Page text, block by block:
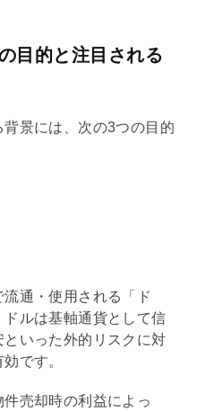
目的と注目される
景には、次の3つの目的
通・使用される「ド
ルは基軸通貨として信
いった外的リスクに対
です。
売却時の利益によっ